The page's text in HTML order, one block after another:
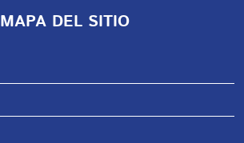
MAPA DEL SITIO